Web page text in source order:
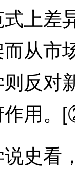
上差
从市
反对
作用
看